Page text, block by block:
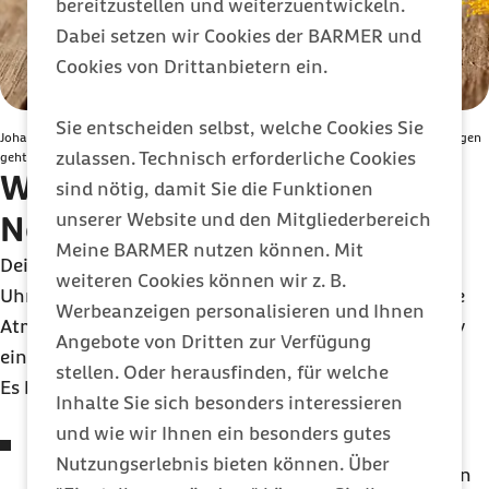
bereitzustellen und weiterzuentwickeln.
Dabei setzen wir Cookies der BARMER und
Cookies von Drittanbietern ein.
Sie entscheiden selbst, welche Cookies Sie
zulassen. Technisch erforderliche Cookies
sind nötig, damit Sie die Funktionen
unserer Website und den Mitgliederbereich
Meine BARMER nutzen können. Mit
weiteren Cookies können wir z. B.
Werbeanzeigen personalisieren und Ihnen
Angebote von Dritten zur Verfügung
stellen. Oder herausfinden, für welche
Inhalte Sie sich besonders interessieren
und wie wir Ihnen ein besonders gutes
Nutzungserlebnis bieten können. Über
Johanniskraut & Co. werden oft diskutiert, wenn es ums Nervensystem beruhigen
geht. Klare Belege fehlen aber. Daher: immer mit Arzt oder Ärztin abklären.
Was ist das vegetative
Nervensystem?
Dein vegetatives Nervensystem arbeitet rund um die
Uhr. Zum Beispiel steuert es deinen Herzschlag, deine
Atmung und deinen Stoffwechsel, ohne dass du aktiv
eingreifst.
Es besteht aus zwei Gegenspielern:
Sympathikus : Das ist der Teil, der deinen Körper
hauptsächlich aktiviert und für Höchstleistungen